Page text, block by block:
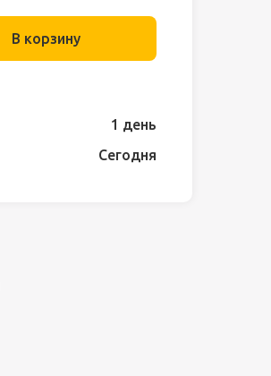
В корзину
1 день
Сегодня